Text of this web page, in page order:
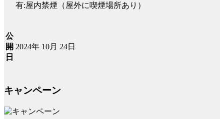
有:屋内禁煙（屋外に喫煙場所あり）
公
開
日
2024年 10月 24日
キャンペーン